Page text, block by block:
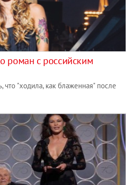
роман с российским
что "ходила, как блаженная" после